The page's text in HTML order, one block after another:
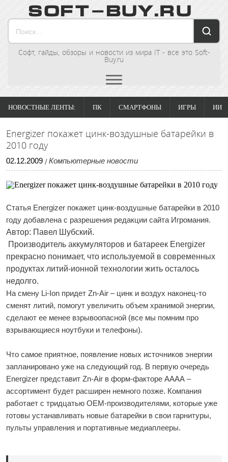
Софт, гайды, обзоры и новости из мира IT - все это Soft-
Buy.ru
НОВОСТНЫЕ ЛЕНТЫ: ПК СМАРТФОНЫ ИГРЫ ИИ
Energizer покажет цинк-воздушные батарейки в
2010 году
02.12.2009 / Компьютерные новости
Статья Energizer покажет цинк-воздушные батарейки в 2010
году добавлена с разрешения редакции сайта Игромания.
Автор: Павел Шубский.
Производитель аккумуляторов и батареек Energizer
прекрасно понимает, что используемой в современных
продуктах литий-ионной технологии жить осталось
недолго.
На смену Li-Ion придет Zn-Air – цинк и воздух наконец-то
сменят литий, помогут увеличить объем хранимой энергии,
сделают ее менее взрывоопасной (все мы помним про
взрывающиеся ноутбуки и телефоны).
Что самое приятное, появление новых источников энергии
запланировано уже на следующий год. В первую очередь
Energizer представит Zn-Air в форм-факторе АААА –
ассортимент будет расширен немного позже. Компания
работает с тридцатью ОЕМ-производителями, которые уже
готовы устанавливать новые батарейки в свои гарнитуры,
пульты управления и портативные медиаплееры.